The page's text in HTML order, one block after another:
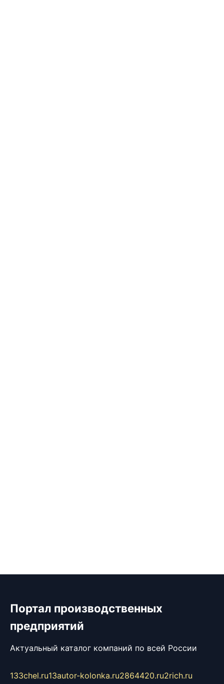
Портал производственных
предприятий
Актуальный каталог компаний по всей России
133chel.ru13autor-kolonka.ru2864420.ru2rich.ru